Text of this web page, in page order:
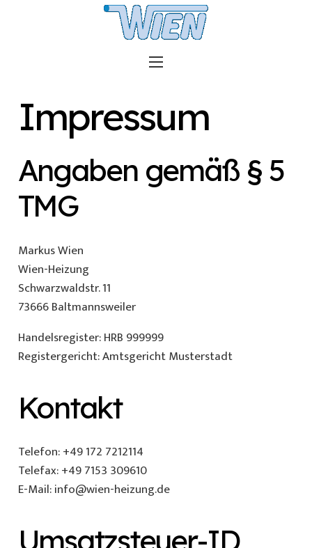
Impressum
Angaben gemäß § 5
TMG
Markus Wien
Wien-Heizung
Schwarzwaldstr. 11
73666 Baltmannsweiler
Handelsregister: HRB 999999
Registergericht: Amtsgericht Musterstadt
Kontakt
Telefon: +49 172 7212114
Telefax: +49 7153 309610
E-Mail: info@wien-heizung.de
Umsatzsteuer-ID